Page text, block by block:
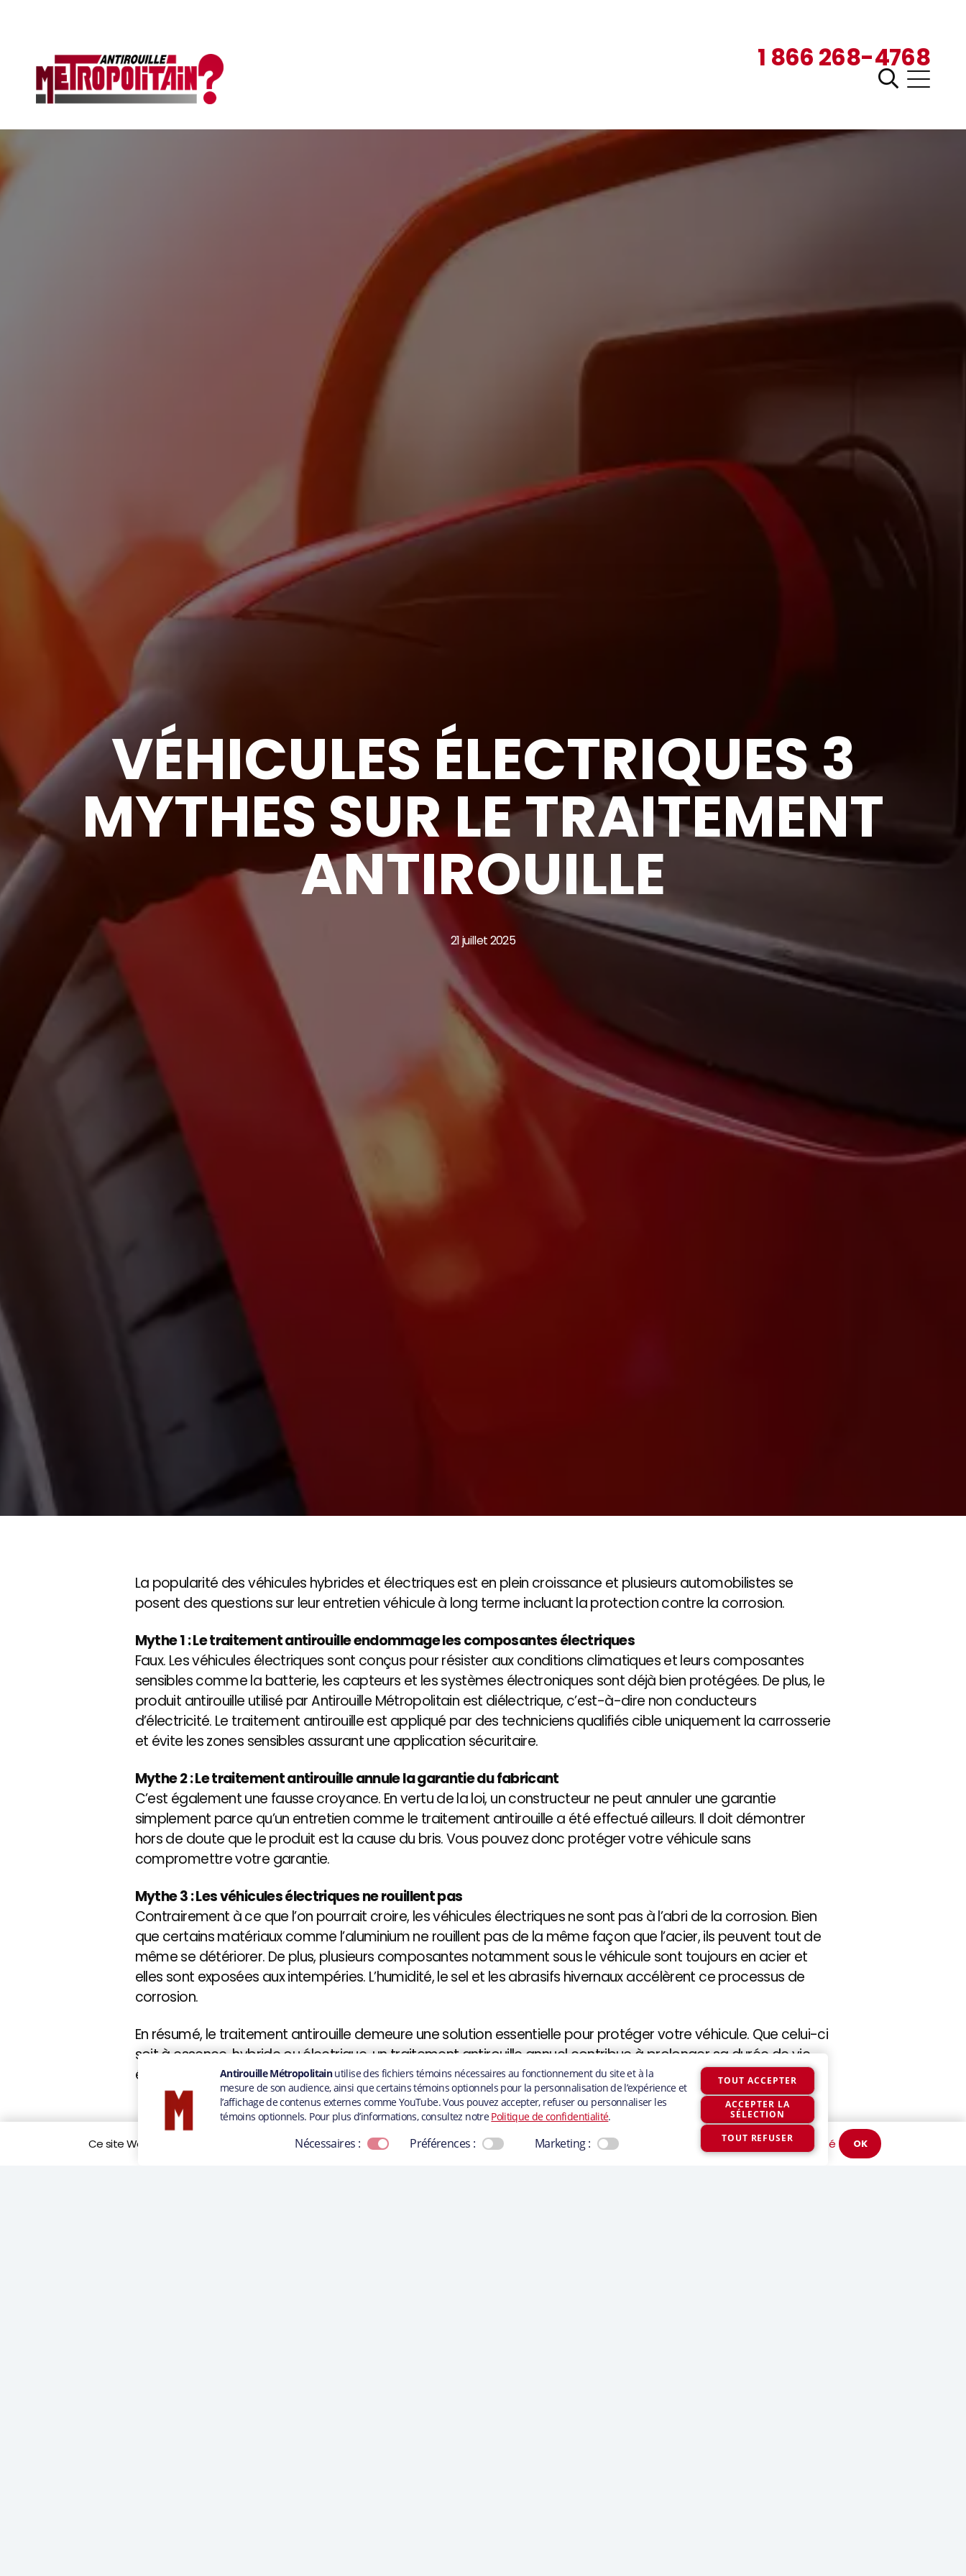
1 866 268-4768
VÉHICULES ÉLECTRIQUES 3
MYTHES SUR LE TRAITEMENT
ANTIROUILLE
21 juillet 2025
La popularité des véhicules hybrides et électriques est en plein croissance et plusieurs automobilistes se
posent des questions sur leur entretien véhicule à long terme incluant la protection contre la corrosion.
Mythe 1 : Le traitement antirouille endommage les composantes électriques
Faux. Les véhicules électriques sont conçus pour résister aux conditions climatiques et leurs composantes
sensibles comme la batterie, les capteurs et les systèmes électroniques sont déjà bien protégées. De plus, le
produit antirouille utilisé par Antirouille Métropolitain est diélectrique, c’est-à-dire non conducteurs
d’électricité. Le traitement antirouille est appliqué par des techniciens qualifiés cible uniquement la carrosserie
et évite les zones sensibles assurant une application sécuritaire.
Mythe 2 : Le traitement antirouille annule la garantie du fabricant
C’est également une fausse croyance. En vertu de la loi, un constructeur ne peut annuler une garantie
simplement parce qu’un entretien comme le traitement antirouille a été effectué ailleurs. Il doit démontrer
hors de doute que le produit est la cause du bris. Vous pouvez donc protéger votre véhicule sans
compromettre votre garantie.
Mythe 3 : Les véhicules électriques ne rouillent pas
Contrairement à ce que l’on pourrait croire, les véhicules électriques ne sont pas à l’abri de la corrosion. Bien
que certains matériaux comme l’aluminium ne rouillent pas de la même façon que l’acier, ils peuvent tout de
même se détériorer. De plus, plusieurs composantes notamment sous le véhicule sont toujours en acier et
elles sont exposées aux intempéries. L’humidité, le sel et les abrasifs hivernaux accélèrent ce processus de
corrosion.
En résumé, le traitement antirouille demeure une solution essentielle pour protéger votre véhicule. Que celui-ci
soit à essence, hybride ou électrique, un traitement antirouille annuel contribue à prolonger sa durée de vie,
éviter des réparation coûteuse et à préserver sa valeur.
Ce site Web utilise des cookies pour améliorer votre expérience. En continuant à utiliser ce site, vous acceptez leur utilisation. Politique de confidentialité OK